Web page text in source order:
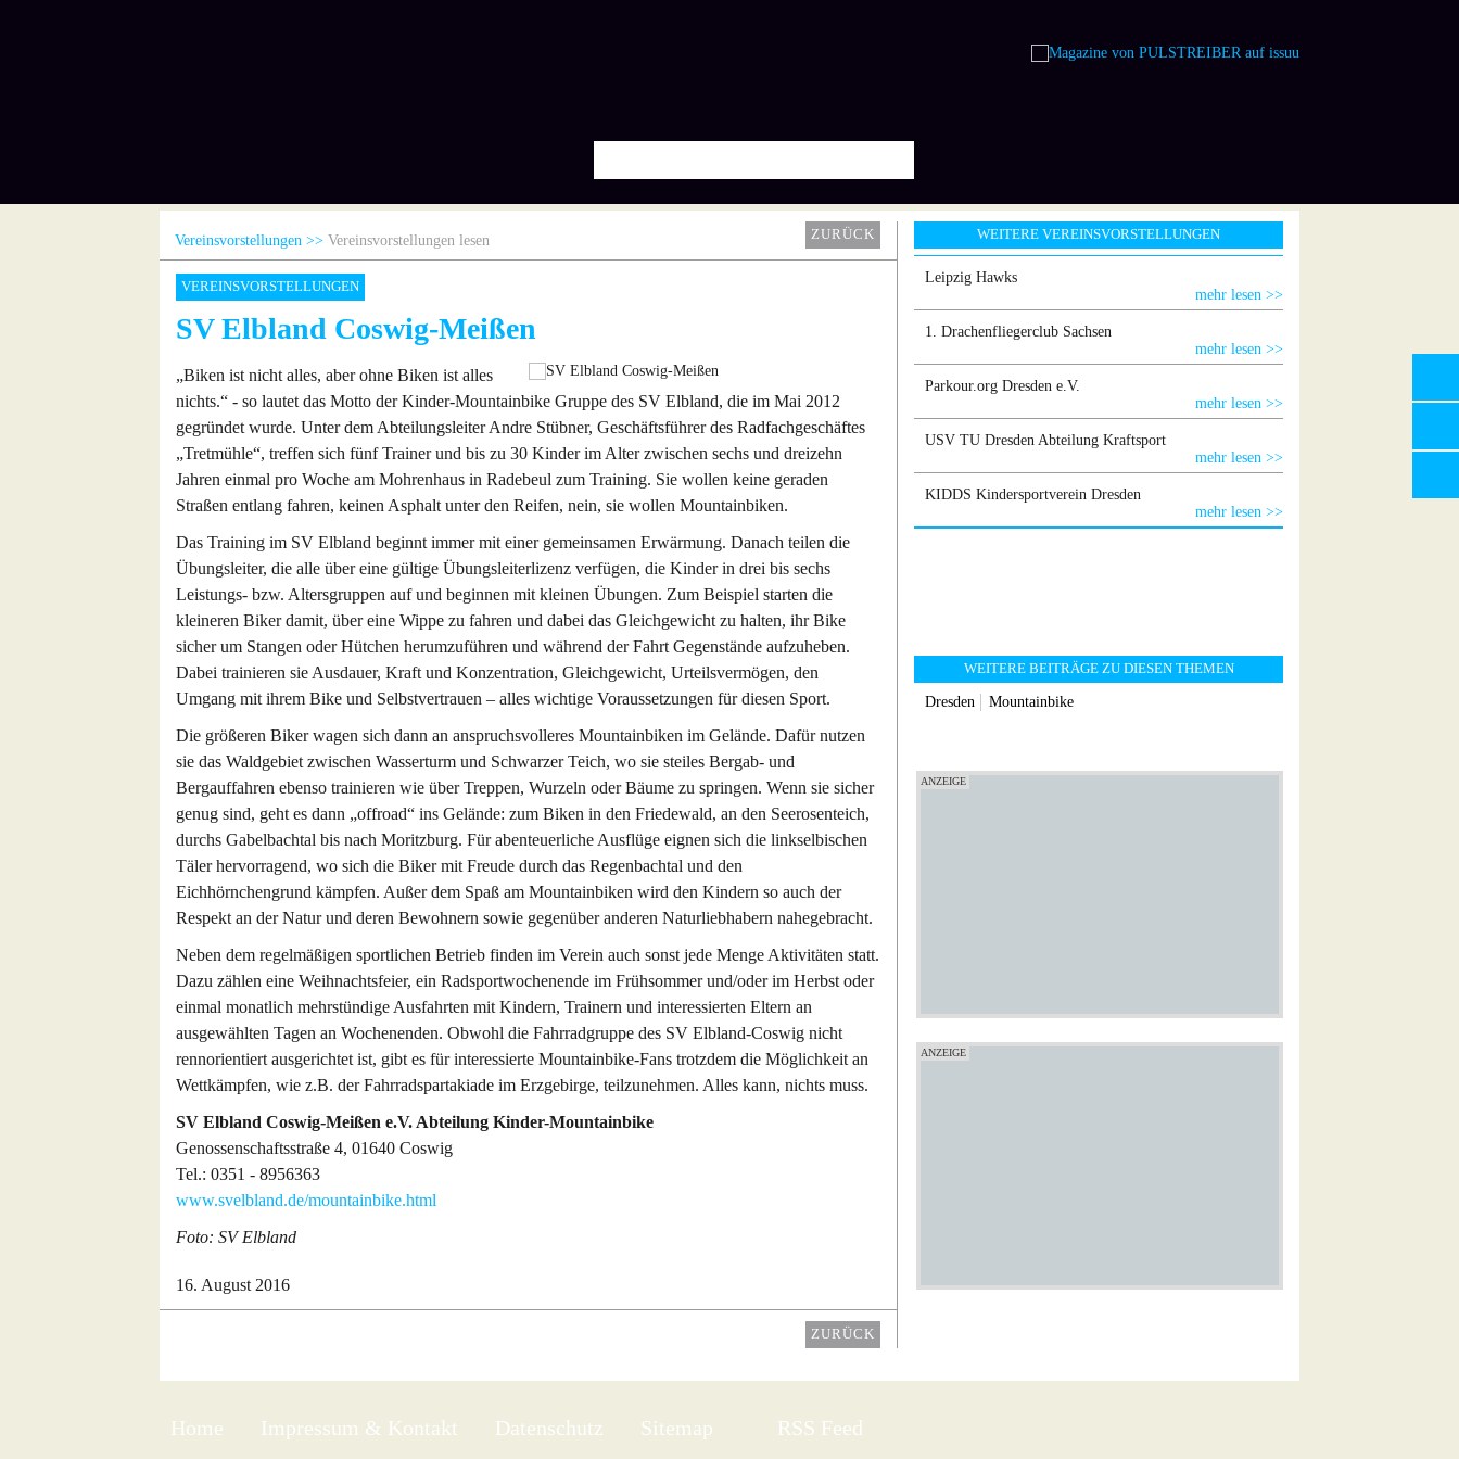
ZURÜCK
Vereinsvorstellungen Vereinsvorstellungen lesen
VEREINSVORSTELLUNGEN
SV Elbland Coswig-Meißen
„Biken ist nicht alles, aber ohne Biken ist alles
nichts.“ - so lautet das Motto der Kinder-Mountainbike Gruppe des SV Elbland, die im Mai 2012
gegründet wurde. Unter dem Abteilungsleiter Andre Stübner, Geschäftsführer des Radfachgeschäftes
„Tretmühle“, treffen sich fünf Trainer und bis zu 30 Kinder im Alter zwischen sechs und dreizehn
Jahren einmal pro Woche am Mohrenhaus in Radebeul zum Training. Sie wollen keine geraden
Straßen entlang fahren, keinen Asphalt unter den Reifen, nein, sie wollen Mountainbiken.
Das Training im SV Elbland beginnt immer mit einer gemeinsamen Erwärmung. Danach teilen die
Übungsleiter, die alle über eine gültige Übungsleiterlizenz verfügen, die Kinder in drei bis sechs
Leistungs- bzw. Altersgruppen auf und beginnen mit kleinen Übungen. Zum Beispiel starten die
kleineren Biker damit, über eine Wippe zu fahren und dabei das Gleichgewicht zu halten, ihr Bike
sicher um Stangen oder Hütchen herumzuführen und während der Fahrt Gegenstände aufzuheben.
Dabei trainieren sie Ausdauer, Kraft und Konzentration, Gleichgewicht, Urteilsvermögen, den
Umgang mit ihrem Bike und Selbstvertrauen – alles wichtige Voraussetzungen für diesen Sport.
Die größeren Biker wagen sich dann an anspruchsvolleres Mountainbiken im Gelände. Dafür nutzen
sie das Waldgebiet zwischen Wasserturm und Schwarzer Teich, wo sie steiles Bergab- und
Bergauffahren ebenso trainieren wie über Treppen, Wurzeln oder Bäume zu springen. Wenn sie sicher
genug sind, geht es dann „offroad“ ins Gelände: zum Biken in den Friedewald, an den Seerosenteich,
durchs Gabelbachtal bis nach Moritzburg. Für abenteuerliche Ausflüge eignen sich die linkselbischen
Täler hervorragend, wo sich die Biker mit Freude durch das Regenbachtal und den
Eichhörnchengrund kämpfen. Außer dem Spaß am Mountainbiken wird den Kindern so auch der
Respekt an der Natur und deren Bewohnern sowie gegenüber anderen Naturliebhabern nahegebracht.
Neben dem regelmäßigen sportlichen Betrieb finden im Verein auch sonst jede Menge Aktivitäten statt.
Dazu zählen eine Weihnachtsfeier, ein Radsportwochenende im Frühsommer und/oder im Herbst oder
einmal monatlich mehrstündige Ausfahrten mit Kindern, Trainern und interessierten Eltern an
ausgewählten Tagen an Wochenenden. Obwohl die Fahrradgruppe des SV Elbland-Coswig nicht
rennorientiert ausgerichtet ist, gibt es für interessierte Mountainbike-Fans trotzdem die Möglichkeit an
Wettkämpfen, wie z.B. der Fahrradspartakiade im Erzgebirge, teilzunehmen. Alles kann, nichts muss.
SV Elbland Coswig-Meißen e.V. Abteilung Kinder-Mountainbike
Genossenschaftsstraße 4, 01640 Coswig
Tel.: 0351 - 8956363
www.svelbland.de/mountainbike.html
Foto: SV Elbland
16. August 2016
WEITERE BEITRÄGE ZU DIESEN THEMEN
Dresden Mountainbike
ZURÜCK
WEITERE VEREINSVORSTELLUNGEN
Leipzig Hawks
mehr lesen >>
1. Drachenfliegerclub Sachsen
mehr lesen >>
Parkour.org Dresden e.V.
mehr lesen >>
USV TU Dresden Abteilung Kraftsport
mehr lesen >>
KIDDS Kindersportverein Dresden
mehr lesen >>
Home Impressum & Kontakt Datenschutz Sitemap RSS Feed